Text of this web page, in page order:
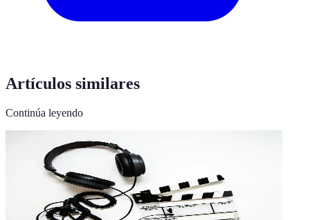
Artículos similares
Continúa leyendo